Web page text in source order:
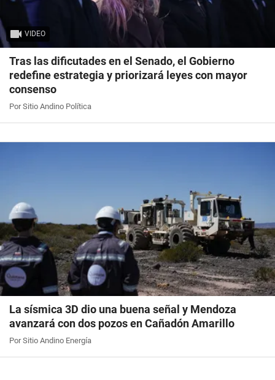
VIDEO
Tras las dificutades en el Senado, el Gobierno
redefine estrategia y priorizará leyes con mayor
consenso
Por Sitio Andino Política
La sísmica 3D dio una buena señal y Mendoza
avanzará con dos pozos en Cañadón Amarillo
Por Sitio Andino Energía